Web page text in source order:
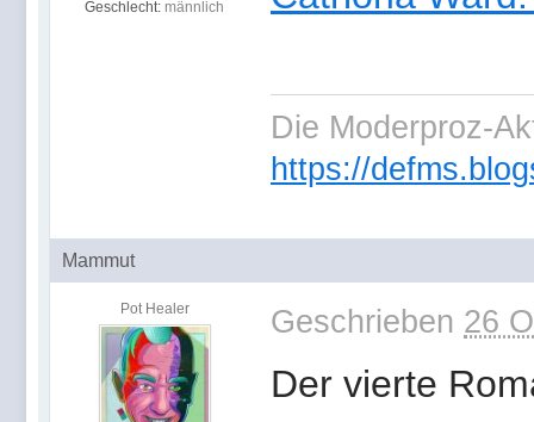
Geschlecht: männlich
Die Moderproz-
https://
Mammut
Pot Healer Geschrieben 26
Der vierte